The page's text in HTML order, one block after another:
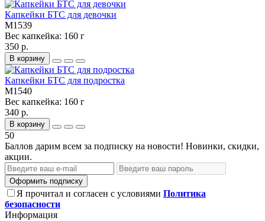
Капкейки БТС для девочки
M1539
Вес капкейка: 160 г
350 р.
В корзину
Капкейки БТС для подростка
M1540
Вес капкейка: 160 г
340 р.
В корзину
50
Баллов дарим всем за подписку на новости! Новинки, скидки,
акции.
Оформить подписку
Я прочитал и согласен с условиями Политика
безопасности
Информация